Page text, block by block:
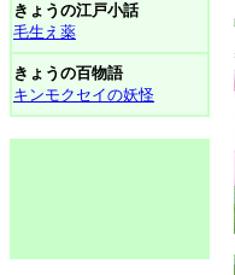
きょうの江戸小話
毛生え薬
きょうの百物語
キンモクセイの妖怪